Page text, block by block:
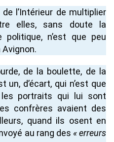
l’Intérieur de multiplier
elles, sans doute la
n’est que peu
Avignon.
de la boulette, de la
d’écart, qui n’est que
portraits qui lui sont
confrères avaient des
quand ils osent en
au rang des « erreurs